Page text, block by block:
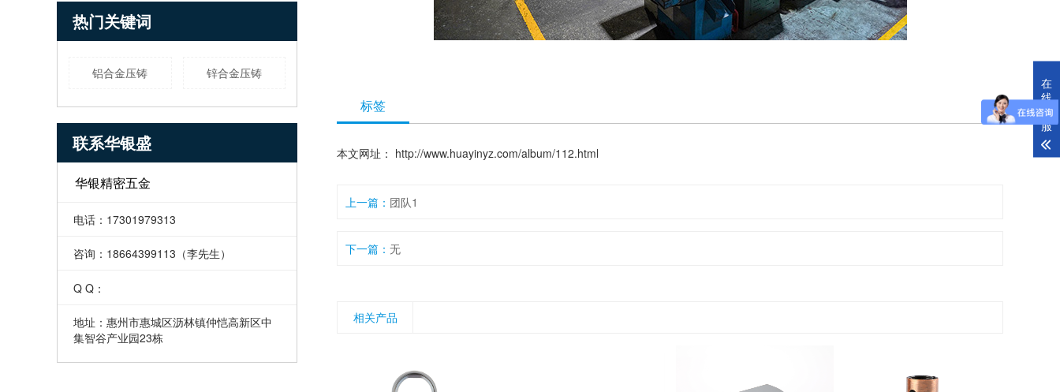
热门关键词
铝合金压铸 锌合金压铸
联系华银盛
华银精密五金
电话：17301979313
咨询：18664399113（李先生）
Q Q：
地址：惠州市惠城区沥林镇仲恺高新区中
集智谷产业园23栋
标签 0
本文网址： http://www.huayinyz.com/album/112.html
上一篇： 团队1
下一篇： 无
相关产品
在
线
客
服